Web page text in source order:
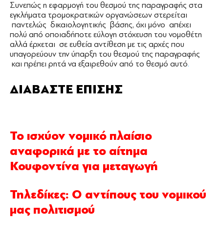
Συνεπώς η εφαρμογή του θεσμού της παραγραφής στα
εγκλήματα τρομοκρατικών οργανώσεων στερείται
παντελώς δικαιολογητικής βάσης, όχι μόνο απέχει
πολύ από οποιαδήποτε εύλογη στόχευση του νομοθέτη
αλλά έρχεται σε ευθεία αντίθεση με τις αρχές που
υπαγορεύουν την ύπαρξη του θεσμού της παραγραφής
και πρέπει ρητά να εξαιρεθούν από το θεσμό αυτό.
ΔΙΑΒΑΣΤΕ ΕΠΙΣΗΣ
Το ισχύον νομικό πλαίσιο
αναφορικά με το αίτημα
Κουφοντίνα για μεταγωγή
Τηλεδίκες: Ο αντίπους του νομικού
μας πολιτισμού